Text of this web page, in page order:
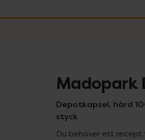
Madopark
Depotkapsel, hård
styck
Du behöver ett recept